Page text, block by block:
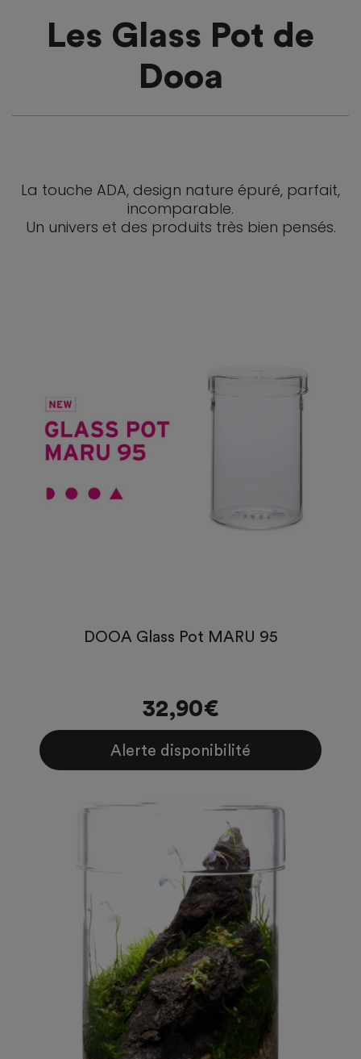
Les Glass Pot de
Dooa
La touche ADA, design nature épuré, parfait,
incomparable.
Un univers et des produits très bien pensés.
DOOA Glass Pot MARU 95
32,90€
Alerte disponibilité